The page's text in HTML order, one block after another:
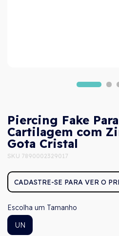
Piercing Fake Para
Cartilagem com
Gota Cristal
SKU 7890002329017
CADASTRE-SE PARA VER O
Tamanho
UN